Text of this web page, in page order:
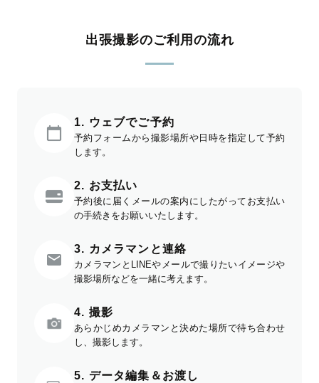
出張撮影のご利用の流れ
1. ウェブでご予約
予約フォームから撮影場所や日時を指定して予約
します。
2. お支払い
予約後に届くメールの案内にしたがってお支払い
の手続きをお願いいたします。
3. カメラマンと連絡
カメラマンとLINEやメールで撮りたいイメージや
撮影場所などを一緒に考えます。
4. 撮影
あらかじめカメラマンと決めた場所で待ち合わせ
し、撮影します。
5. データ編集＆お渡し